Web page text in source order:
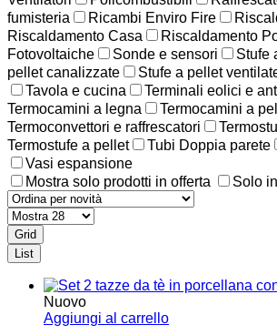
fumisteria
Ricambi Enviro Fire
Riscaldamento Casa
Riscaldamento
Fotovoltaiche
Sonde e sensori Stufe
pellet canalizzate
Stufe a pellet
Tavola e cucina
Terminali eolici e
Termocamini a legna
Termocamini a
Termoconvettori e raffrescatori
Termostufe a pellet
Tubi Doppia parete
Vasi espansione
Mostra solo prodotti in offerta
Solo
Grid
List
Nuovo
Aggiungi al carrello